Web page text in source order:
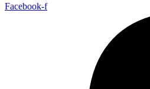
Facebook-f